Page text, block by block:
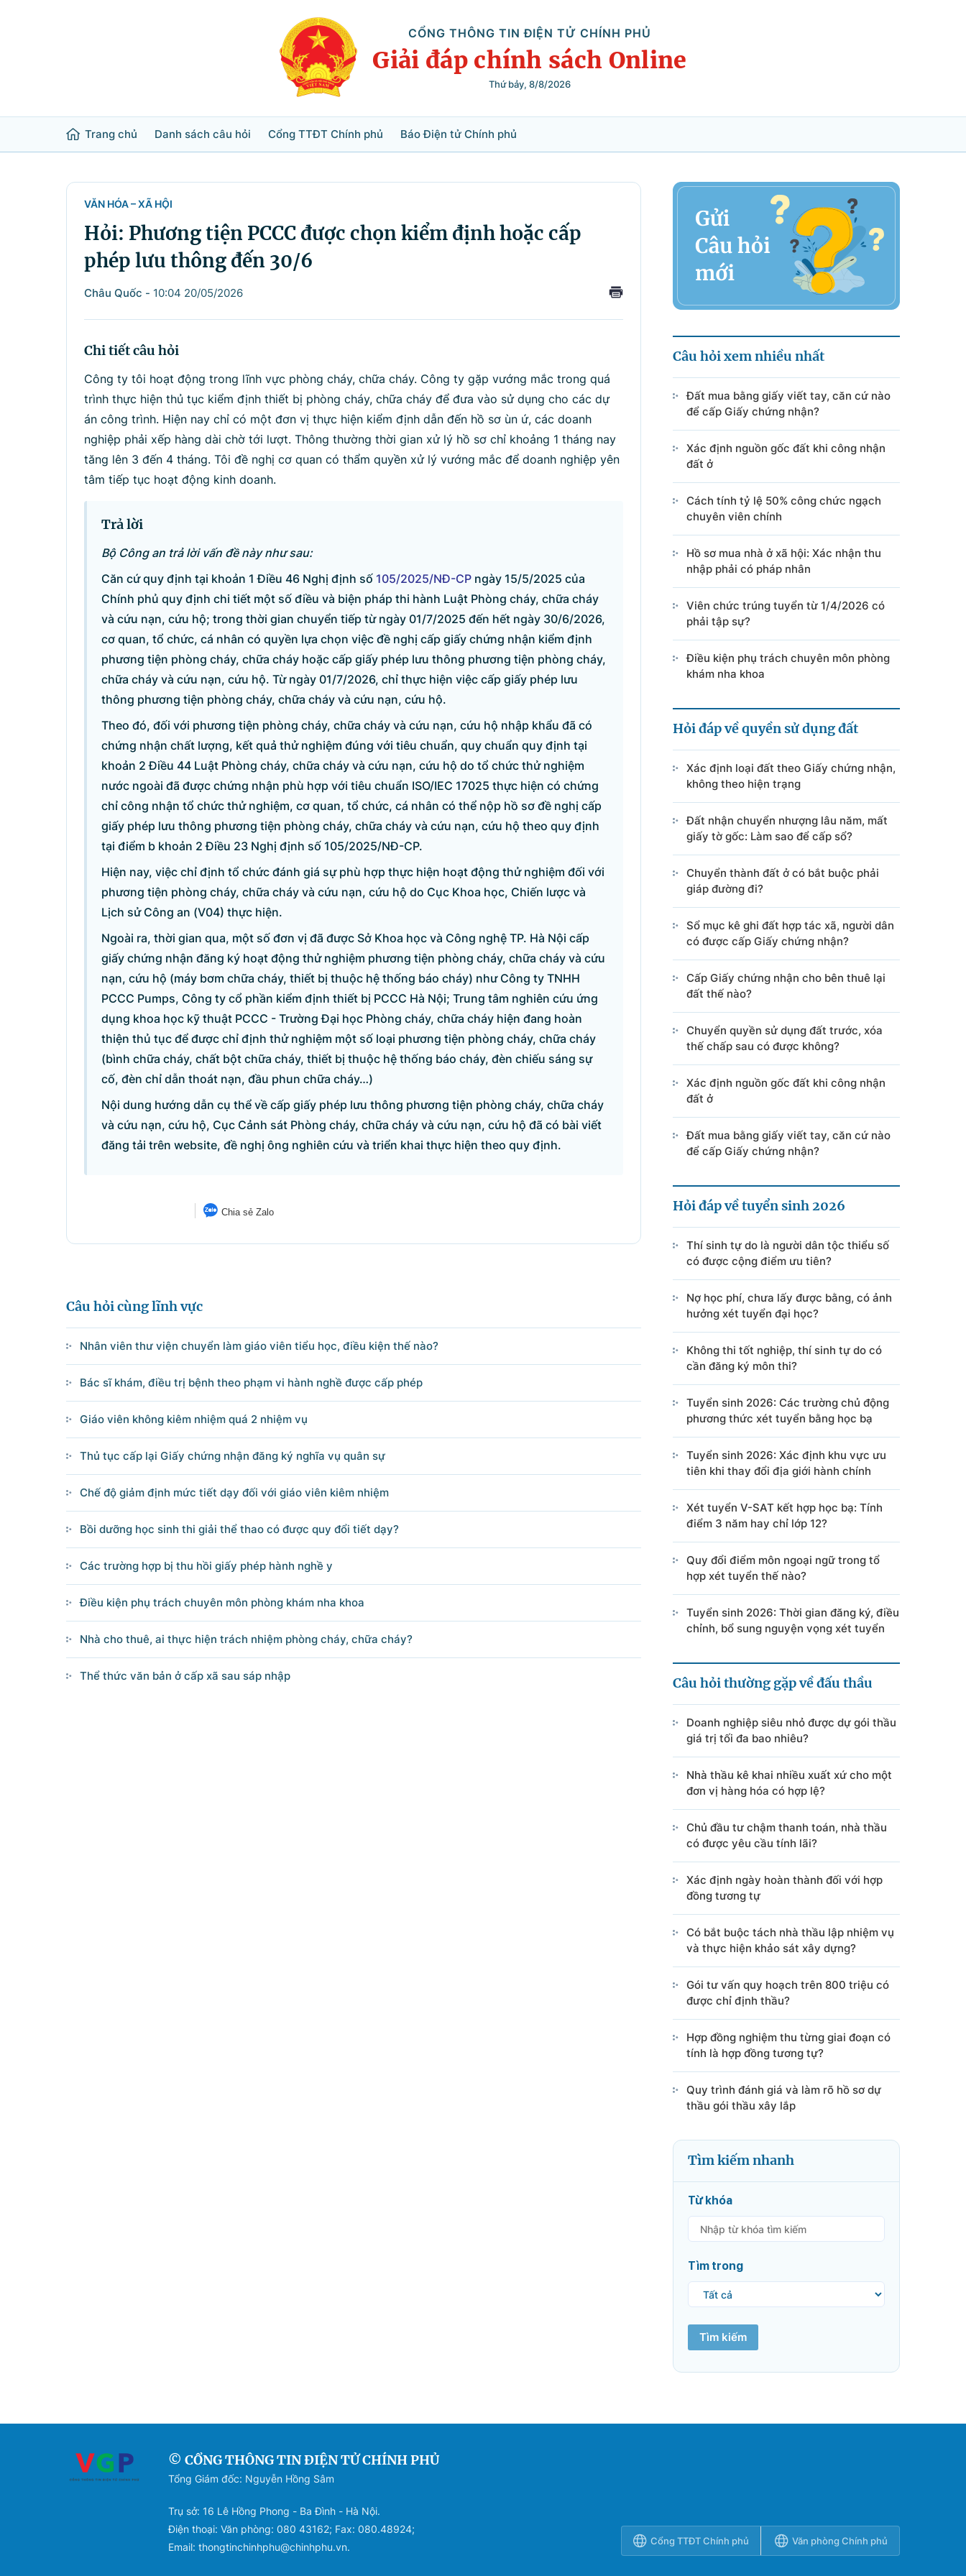
CỔNG THÔNG TIN ĐIỆN TỬ CHÍNH PHỦ
Giải đáp chính sách Online
Thứ bảy, 8/8/2026
Trang chủ Danh sách câu hỏi Cổng TTĐT Chính phủ Báo Điện tử Chính phủ
Tìm kiếm
Tìm trong
Lĩnh vực
Bộ ngành
Danh sách câu hỏi
Câu hỏi xem nhiều nhất
Câu hỏi chờ trả lời
Hỏi đáp về quyền sử dụng đất
Hỏi đáp về tuyển sinh 2026
Câu hỏi thường gặp về đấu thầu
© CỔNG THÔNG TIN ĐIỆN TỬ CHÍNH PHỦ
Tổng Giám đốc: Nguyễn Hồng Sâm
Email: thongtinchinhphu@chinhphu.vn.
Cổng TTĐT Chính phủ Văn phòng Chính phủ
Bản quyền thuộc Cổng Thông tin điện tử Chính phủ.
Ghi rõ nguồn 'Cổng Thông tin điện tử Chính phủ' hoặc 'www.chinhphu.vn' khi phát hành lại thông tin từ các nguồn này.
VĂN HÓA – XÃ HỘI
Hỏi: Phương tiện PCCC được chọn kiểm định hoặc cấp
phép lưu thông đến 30/6
Châu Quốc - 10:04 20/05/2026
Chi tiết câu hỏi
Công ty tôi hoạt động trong lĩnh vực phòng cháy, chữa cháy. Công ty gặp vướng mắc trong quá
trình thực hiện thủ tục kiểm định thiết bị phòng cháy, chữa cháy để đưa vào sử dụng cho các dự
án công trình. Hiện nay chỉ có một đơn vị thực hiện kiểm định dẫn đến hồ sơ ùn ứ, các doanh
nghiệp phải xếp hàng dài chờ tới lượt. Thông thường thời gian xử lý hồ sơ chỉ khoảng 1 tháng nay
tăng lên 3 đến 4 tháng. Tôi đề nghị cơ quan có thẩm quyền xử lý vướng mắc để doanh nghiệp yên
tâm tiếp tục hoạt động kinh doanh.
Trả lời
Bộ Công an trả lời vấn đề này như sau:
Căn cứ quy định tại khoản 1 Điều 46 Nghị định số 105/2025/NĐ-CP ngày 15/5/2025 của
Chính phủ quy định chi tiết một số điều và biện pháp thi hành Luật Phòng cháy, chữa cháy
và cứu nạn, cứu hộ; trong thời gian chuyển tiếp từ ngày 01/7/2025 đến hết ngày 30/6/2026,
cơ quan, tổ chức, cá nhân có quyền lựa chọn việc đề nghị cấp giấy chứng nhận kiểm định
phương tiện phòng cháy, chữa cháy hoặc cấp giấy phép lưu thông phương tiện phòng cháy,
chữa cháy và cứu nạn, cứu hộ. Từ ngày 01/7/2026, chỉ thực hiện việc cấp giấy phép lưu
thông phương tiện phòng cháy, chữa cháy và cứu nạn, cứu hộ.
Theo đó, đối với phương tiện phòng cháy, chữa cháy và cứu nạn, cứu hộ nhập khẩu đã có
chứng nhận chất lượng, kết quả thử nghiệm đúng với tiêu chuẩn, quy chuẩn quy định tại
khoản 2 Điều 44 Luật Phòng cháy, chữa cháy và cứu nạn, cứu hộ do tổ chức thử nghiệm
nước ngoài đã được chứng nhận phù hợp với tiêu chuẩn ISO/IEC 17025 thực hiện có chứng
chỉ công nhận tổ chức thử nghiệm, cơ quan, tổ chức, cá nhân có thể nộp hồ sơ đề nghị cấp
giấy phép lưu thông phương tiện phòng cháy, chữa cháy và cứu nạn, cứu hộ theo quy định
tại điểm b khoản 2 Điều 23 Nghị định số 105/2025/NĐ-CP.
Hiện nay, việc chỉ định tổ chức đánh giá sự phù hợp thực hiện hoạt động thử nghiệm đối với
phương tiện phòng cháy, chữa cháy và cứu nạn, cứu hộ do Cục Khoa học, Chiến lược và
Lịch sử Công an (V04) thực hiện.
Ngoài ra, thời gian qua, một số đơn vị đã được Sở Khoa học và Công nghệ TP. Hà Nội cấp
giấy chứng nhận đăng ký hoạt động thử nghiệm phương tiện phòng cháy, chữa cháy và cứu
nạn, cứu hộ (máy bơm chữa cháy, thiết bị thuộc hệ thống báo cháy) như Công ty TNHH
PCCC Pumps, Công ty cổ phần kiểm định thiết bị PCCC Hà Nội; Trung tâm nghiên cứu ứng
dụng khoa học kỹ thuật PCCC - Trường Đại học Phòng cháy, chữa cháy hiện đang hoàn
thiện thủ tục để được chỉ định thử nghiệm một số loại phương tiện phòng cháy, chữa cháy
(bình chữa cháy, chất bột chữa cháy, thiết bị thuộc hệ thống báo cháy, đèn chiếu sáng sự
cố, đèn chỉ dẫn thoát nạn, đầu phun chữa cháy…)
Nội dung hướng dẫn cụ thể về cấp giấy phép lưu thông phương tiện phòng cháy, chữa cháy
và cứu nạn, cứu hộ, Cục Cảnh sát Phòng cháy, chữa cháy và cứu nạn, cứu hộ đã có bài viết
đăng tải trên website, đề nghị ông nghiên cứu và triển khai thực hiện theo quy định.
Chia sẻ Zalo
Câu hỏi cùng lĩnh vực
Nhân viên thư viện chuyển làm giáo viên tiểu học, điều kiện thế nào?
Bác sĩ khám, điều trị bệnh theo phạm vi hành nghề được cấp phép
Giáo viên không kiêm nhiệm quá 2 nhiệm vụ
Thủ tục cấp lại Giấy chứng nhận đăng ký nghĩa vụ quân sự
Chế độ giảm định mức tiết dạy đối với giáo viên kiêm nhiệm
Bồi dưỡng học sinh thi giải thể thao có được quy đổi tiết dạy?
Các trường hợp bị thu hồi giấy phép hành nghề y
Điều kiện phụ trách chuyên môn phòng khám nha khoa
Nhà cho thuê, ai thực hiện trách nhiệm phòng cháy, chữa cháy?
Thể thức văn bản ở cấp xã sau sáp nhập
Câu hỏi xem nhiều nhất
Đất mua bằng giấy viết tay, căn cứ nào
để cấp Giấy chứng nhận?
Xác định nguồn gốc đất khi công nhận
đất ở
Cách tính tỷ lệ 50% công chức ngạch
chuyên viên chính
Hồ sơ mua nhà ở xã hội: Xác nhận thu
nhập phải có pháp nhân
Viên chức trúng tuyển từ 1/4/2026 có
phải tập sự?
Điều kiện phụ trách chuyên môn phòng
khám nha khoa
Hỏi đáp về quyền sử dụng đất
Xác định loại đất theo Giấy chứng nhận,
không theo hiện trạng
Đất nhận chuyển nhượng lâu năm, mất
giấy tờ gốc: Làm sao để cấp sổ?
Chuyển thành đất ở có bắt buộc phải
giáp đường đi?
Sổ mục kê ghi đất hợp tác xã, người dân
có được cấp Giấy chứng nhận?
Cấp Giấy chứng nhận cho bên thuê lại
đất thế nào?
Chuyển quyền sử dụng đất trước, xóa
thế chấp sau có được không?
Xác định nguồn gốc đất khi công nhận
đất ở
Đất mua bằng giấy viết tay, căn cứ nào
để cấp Giấy chứng nhận?
Hỏi đáp về tuyển sinh 2026
Thí sinh tự do là người dân tộc thiểu số
có được cộng điểm ưu tiên?
Nợ học phí, chưa lấy được bằng, có ảnh
hưởng xét tuyển đại học?
Không thi tốt nghiệp, thí sinh tự do có
cần đăng ký môn thi?
Tuyển sinh 2026: Các trường chủ động
phương thức xét tuyển bằng học bạ
Tuyển sinh 2026: Xác định khu vực ưu
tiên khi thay đổi địa giới hành chính
Xét tuyển V-SAT kết hợp học bạ: Tính
điểm 3 năm hay chỉ lớp 12?
Quy đổi điểm môn ngoại ngữ trong tổ
hợp xét tuyển thế nào?
Tuyển sinh 2026: Thời gian đăng ký, điều
chỉnh, bổ sung nguyện vọng xét tuyển
Câu hỏi thường gặp về đấu thầu
Doanh nghiệp siêu nhỏ được dự gói thầu
giá trị tối đa bao nhiêu?
Nhà thầu kê khai nhiều xuất xứ cho một
đơn vị hàng hóa có hợp lệ?
Chủ đầu tư chậm thanh toán, nhà thầu
có được yêu cầu tính lãi?
Xác định ngày hoàn thành đối với hợp
đồng tương tự
Có bắt buộc tách nhà thầu lập nhiệm vụ
và thực hiện khảo sát xây dựng?
Gói tư vấn quy hoạch trên 800 triệu có
được chỉ định thầu?
Hợp đồng nghiệm thu từng giai đoạn có
tính là hợp đồng tương tự?
Quy trình đánh giá và làm rõ hồ sơ dự
thầu gói thầu xây lắp
Tìm kiếm nhanh
Từ khóa
Tìm trong
Tìm kiếm
© CỔNG THÔNG TIN ĐIỆN TỬ CHÍNH PHỦ
Tổng Giám đốc: Nguyễn Hồng Sâm
Trụ sở: 16 Lê Hồng Phong - Ba Đình - Hà Nội.
Điện thoại: Văn phòng: 080 43162; Fax: 080.48924;
Email: thongtinchinhphu@chinhphu.vn.
Cổng TTĐT Chính phủ Văn phòng Chính phủ